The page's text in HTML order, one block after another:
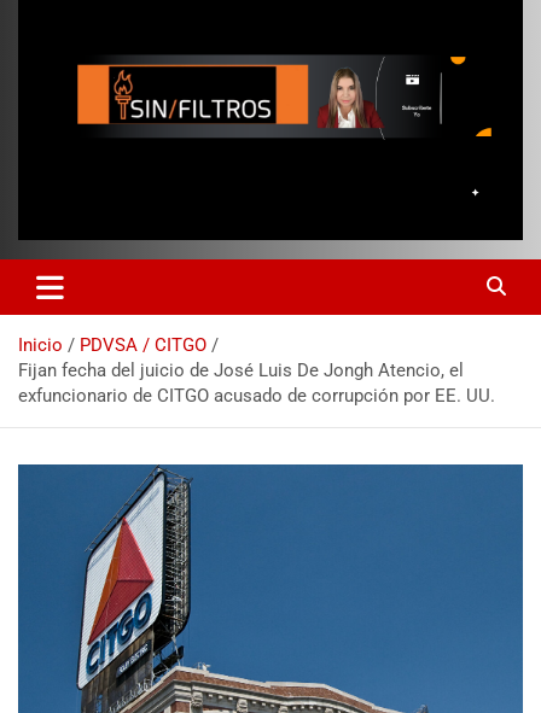
Inicio
PDVSA / CITGO
Fijan fecha del juicio de José Luis De Jongh Atencio, el
exfuncionario de CITGO acusado de corrupción por EE. UU.